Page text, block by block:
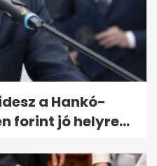
a Hankó-
forint jó helyre...